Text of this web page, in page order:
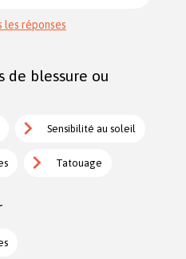
les réponses
de blessure ou
Sensibilité au soleil
Tatouage